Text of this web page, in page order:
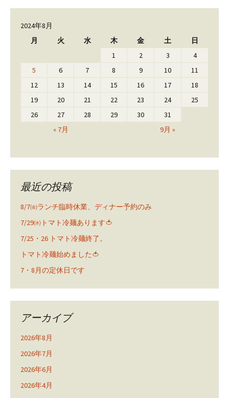
2024年8月
月
火 水 木 金 土 日
« 7月 9月 »
1 2 3
4
5
6 7 8 9 10
11
12
13 14 15 16 17
18
19
20 21 22 23 24
25
26
27 28 29 30 31
最近の投稿
8/7㈮ランチ臨時休業、ディナー予約のみ
7/29㈬トマト冷麺あります🍅
7/25・26 トマト冷麺終了。
トマト冷麺始めました🍅
7・8月の定休日です
アーカイブ
2026年8月
2026年7月
2026年6月
2026年4月